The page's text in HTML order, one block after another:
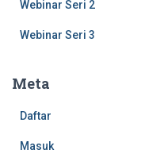
Webinar Seri 2
Webinar Seri 3
Meta
Daftar
Masuk